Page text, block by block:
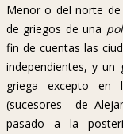
Menor o del norte
de griegos de una
fin de cuentas las
independientes, y un
griega excepto en
(sucesores –de
pasado a la